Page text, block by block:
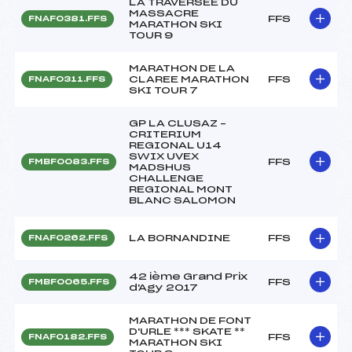
FNAF0381.FFS
LA TRAVERSEE DU
MASSACRE
MARATHON SKI
TOUR 9
FFS
FNAF0311.FFS
MARATHON DE LA
CLAREE MARATHON
SKI TOUR 7
FFS
FMBF0083.FFS
GP LA CLUSAZ –
CRITERIUM
REGIONAL U14
SWIX UVEX
MADSHUS
CHALLENGE
REGIONAL MONT
BLANC SALOMON
FFS
FNAF0262.FFS LA BORNANDINE FFS
FMBF0065.FFS
42 ième Grand Prix
d'Agy 2017
FFS
FNAF0182.FFS
MARATHON DE FONT
D'URLE *** SKATE **
MARATHON SKI
FFS